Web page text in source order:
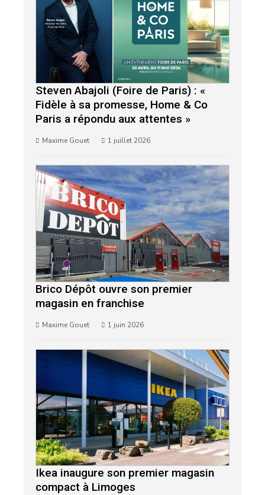
Steven Abajoli (Foire de Paris) : «
Fidèle à sa promesse, Home & Co
Paris a répondu aux attentes »
Maxime Gouet 1 juillet 2026
Brico Dépôt ouvre son premier
magasin en franchise
Maxime Gouet 1 juin 2026
Ikea inaugure son premier magasin
compact à Limoges